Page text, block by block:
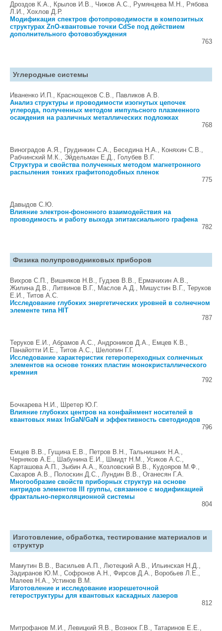
Дроздов К.А., Крылов И.В., Чижов А.С., Румянцева М.Н., Pябова
Л.И., Хохлов Д.Р.
Модификация спектров фотопроводимости в композитных
структурах ZnO-квантовые точки CdSe под действием
дополнительного фотовозбуждения
763
Углеродные системы
Иваненко И.П., Краснощеков С.В., Павликов А.В.
Анализ структуры и проводимости изогнутых цепочек
углерода, полученных методом импульсного плазменного
осаждения на различных металлических подложках
768
Виноградов А.Я., Грудинкин С.А., Беседина Н.А., Коняхин С.В.,
Рабчинский М.К., Эйдельман Е.Д., Голубев В.Г.
Структура и свойства полученных методом магнетронного
распыления тонких графитоподобных пленок
775
Давыдов С.Ю.
Влияние электрон-фононного взаимодействия на
проводимость и работу выхода эпитаксиального графена
782
Физика полупроводниковых приборов
Вихров С.П., Вишняков Н.В., Гудзев В.В., Ермачихин А.В.,
Жилина Д.В., Литвинов В.Г., Маслов А.Д., Мишустин В.Г., Теруков
Е.И., Титов А.С.
Исследование глубоких энергетических уровней в солнечном
элементе типа HIT
787
Теруков Е.И., Абрамов А.С., Андроников Д.А., Емцев К.В.,
Панайотти И.Е., Титов А.С., Шелопин Г.Г.
Исследование характеристик гетеропереходных солнечных
элементов на основе тонких пластин монокристаллического
кремния
792
Бочкарева Н.И., Шретер Ю.Г.
Влияние глубоких центров на конфайнмент носителей в
квантовых ямах InGaN/GaN и эффективность светодиодов
796
Емцев В.В., Гущина Е.В., Петров В.Н., Тальнишних Н.А.,
Черняков А.Е., Шабунина Е.И., Шмидт Н.М., Усиков А.С.,
Карташова А.П., Зыбин А.А., Козловский В.В., Кудояров М.Ф.,
Сахаров А.В., Полоскин Д.С., Лундин В.В., Оганесян Г.А.
Многообразие свойств приборных структур на основе
нитридов элементов III группы, связанное с модификацией
фрактально-перколяционной системы
804
Изготовление, обработка, тестирование материалов и
структур
Мамутин В.В., Васильев А.П., Лютецкий А.В., Ильинская Н.Д.,
Задиранов Ю.М., Софронов А.Н., Фирсов Д.А., Воробьев Л.Е.,
Малеев Н.А., Устинов В.М.
Изготовление и исследование изорешеточной
гетероструктуры для квантовых каскадных лазеров
812
Митрофанов М.И., Левицкий Я.В., Вознюк Г.В., Татаринов Е.Е.,